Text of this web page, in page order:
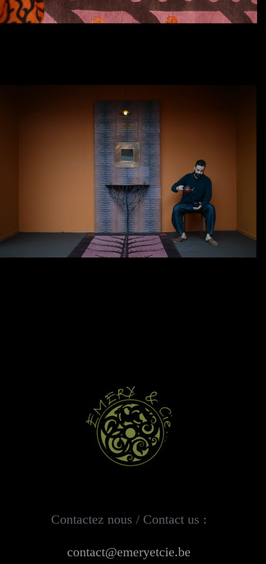
Contactez nous / Contact us :
contact@emeryetcie.be